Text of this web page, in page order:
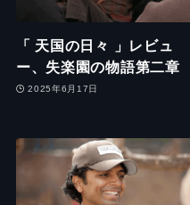
「 天国の日々 」レビュ
ー、失楽園の物語第二章
2025年6月17日